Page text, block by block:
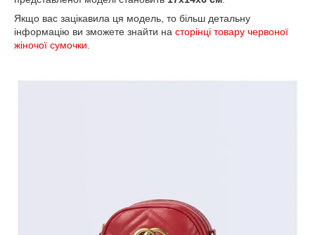
Якщо вас зацікавила ця модель, то більш детальну
інформацію ви зможете знайти на сторінці товару червоної
жіночої сумочки